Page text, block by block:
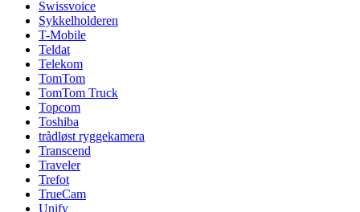
Swissvoice
Sykkelholderen
T-Mobile
Teldat
Telekom
TomTom
TomTom Truck
Topcom
Toshiba
trådløst ryggekamera
Transcend
Traveler
Trefot
TrueCam
Unify